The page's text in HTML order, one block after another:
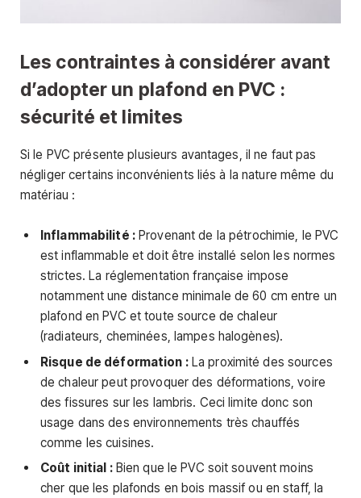
Les contraintes à considérer avant
d’adopter un plafond en PVC :
sécurité et limites
Si le PVC présente plusieurs avantages, il ne faut pas
négliger certains inconvénients liés à la nature même du
matériau :
Inflammabilité :Provenant de la pétrochimie, le PVC
est inflammable et doit être installé selon les normes
strictes. La réglementation française impose
notamment une distance minimale de 60 cm entre un
plafond en PVC et toute source de chaleur
(radiateurs, cheminées, lampes halogènes).
Risque de déformation :La proximité des sources
de chaleur peut provoquer des déformations, voire
des fissures sur les lambris. Ceci limite donc son
usage dans des environnements très chauffés
comme les cuisines.
Coût initial :Bien que le PVC soit souvent moins
cher que les plafonds en bois massif ou en staff, la